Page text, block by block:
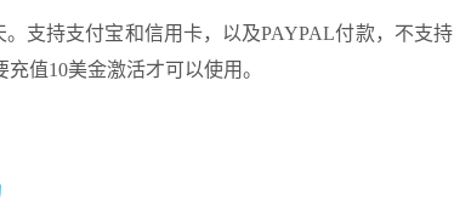
支持支付宝和信用卡，以及PAYPAL付款，不支持
值10美金激活才可以使用。